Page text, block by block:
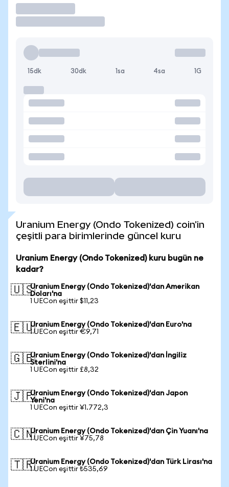
15dk 30dk 1sa 4sa 1G
Uranium Energy (Ondo Tokenized) coin'in
çeşitli para birimlerinde güncel kuru
Uranium Energy (Ondo Tokenized) kuru bugün ne
kadar?
🇺🇸Uranium Energy (Ondo Tokenized)'dan Amerikan
Doları'na
1 UECon eşittir $11,23
🇪🇺Uranium Energy (Ondo Tokenized)'dan Euro'na
1 UECon eşittir €9,71
🇬🇧Uranium Energy (Ondo Tokenized)'dan İngiliz
Sterlini'na
1 UECon eşittir £8,32
🇯🇵Uranium Energy (Ondo Tokenized)'dan Japon
Yeni'na
1 UECon eşittir ¥1.772,3
🇨🇳Uranium Energy (Ondo Tokenized)'dan Çin Yuanı'na
1 UECon eşittir ¥75,78
🇹🇷Uranium Energy (Ondo Tokenized)'dan Türk Lirası'na
1 UECon eşittir ₺535,69